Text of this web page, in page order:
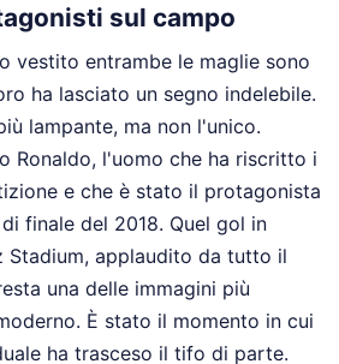
sul campo
vestito entrambe le maglie sono
ha lasciato un segno indelebile.
lampante, ma non l'unico.
Ronaldo, l'uomo che ha riscritto i
e che è stato il protagonista
finale del 2018. Quel gol in
Stadium, applaudito da tutto il
una delle immagini più
È stato il momento in cui
ha trasceso il tifo di parte.